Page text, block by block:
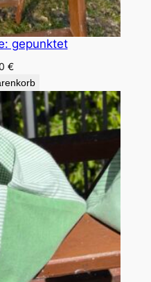
gepunktet
€